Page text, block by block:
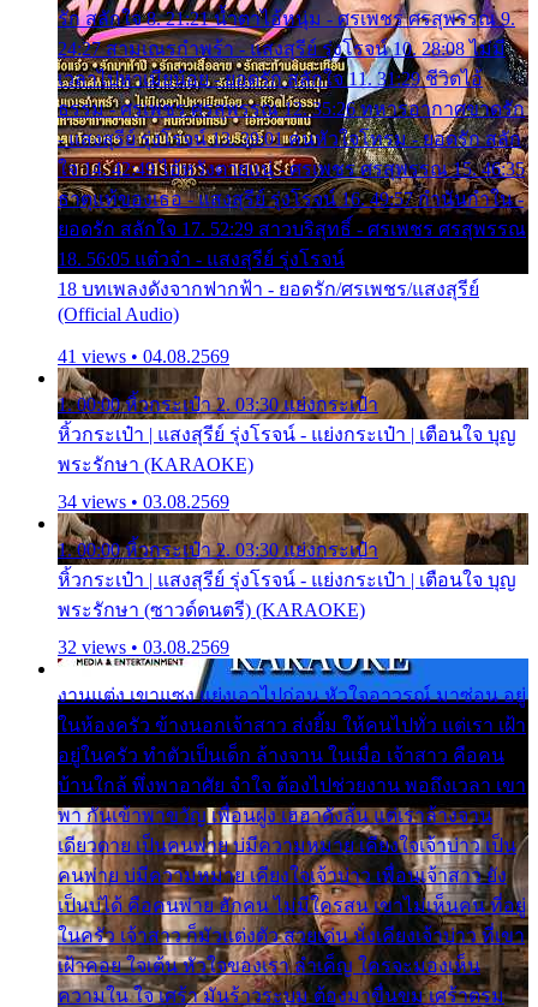
รัก สลักใจ 8. 21:21 น้ำตาไอ้หนุ่ม - ศรเพชร ศรสุพรรณ 9.
24:27 สามเณรกำพร้า - แสงสุรีย์ รุ่งโรจน์ 10. 28:08 ไม่มี
เวลาไปหาเมียน้อย - ยอดรัก สลักใจ 11. 31:29 ชีวิตไอ้
ธรรม - ศรเพชร ศรสุพรรณ 12. 35:26 ทหารอากาศขาดรัก
- แสงสุรีย์ รุ่งโรจน์ 13. 39:01 คนหัวใจโทรม - ยอดรัก สลัก
ใจ 14. 42:49 ไอ้หวังตายแน่ - ศรเพชร ศรสุพรรณ 15. 46:35
ธาตุแท้ของเธอ - แสงสุรีย์ รุ่งโรจน์ 16. 49:57 กำนันกำใน -
ยอดรัก สลักใจ 17. 52:29 สาวบริสุทธิ์ - ศรเพชร ศรสุพรรณ
18. 56:05 แต๋วจ๋า - แสงสุรีย์ รุ่งโรจน์
18 บทเพลงดังจากฟากฟ้า - ยอดรัก/ศรเพชร/แสงสุรีย์
(Official Audio)
41 views • 04.08.2569
1. 00:00 หิ้วกระเป๋า 2. 03:30 แย่งกระเป๋า
หิ้วกระเป๋า | แสงสุรีย์ รุ่งโรจน์ - แย่งกระเป๋า | เตือนใจ บุญ
พระรักษา (KARAOKE)
34 views • 03.08.2569
1. 00:00 หิ้วกระเป๋า 2. 03:30 แย่งกระเป๋า
หิ้วกระเป๋า | แสงสุรีย์ รุ่งโรจน์ - แย่งกระเป๋า | เตือนใจ บุญ
พระรักษา (ซาวด์ดนตรี) (KARAOKE)
32 views • 03.08.2569
งานแต่ง เขาแซง แย่งเอาไปก่อน หัวใจอาวรณ์ มาซ่อน อยู่
ในห้องครัว ข้างนอกเจ้าสาว ส่งยิ้ม ให้คนไปทั่ว แต่เรา เฝ้า
อยู่ในครัว ทำตัวเป็นเด็ก ล้างจาน ในเมื่อ เจ้าสาว คือคน
บ้านใกล้ พึ่งพาอาศัย จำใจ ต้องไปช่วยงาน พอถึงเวลา เขา
พา กันเข้าพาขวัญ เพื่อนฝูง เฮฮาดังลั่น แต่เราล้างจาน
เดียวดาย เป็นคนพ่าย บ่มีความหมาย เคียงใจเจ้าบ่าว เป็น
คนพ่าย บ่มีความหมาย เคียงใจเจ้าบ่าว เพื่อนเจ้าสาว ยัง
เป็นบ่ได้ คือคนพ่าย ฮักคน ไม่มีใครสน เขาไม่เห็นคน ที่อยู่
ในครัว เจ้าสาว ก็มัวแต่งตัว สวยเด่น นั่งเคียงเจ้าบ่าว ที่เขา
เฝ้าคอย ใจเต้น หัวใจของเรา ลำเค็ญ ใครจะมองเห็น
ความใน ใจ เศร้า มันร้าวระบม ต้องมาขื่นขม เศร้าตรม